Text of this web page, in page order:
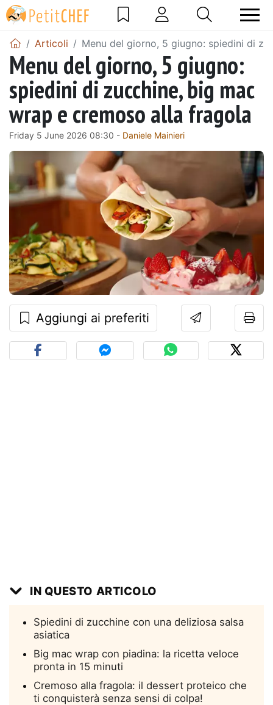
Articoli Menu del giorno, 5 giugno: spiedini di
Menu del giorno, 5 giugno:
spiedini di zucchine, big mac
wrap e cremoso alla fragola
Friday 5 June 2026 08:30 - Daniele Mainieri
Aggiungi ai preferiti
IN QUESTO ARTICOLO
Spiedini di zucchine con una deliziosa salsa
asiatica
Big mac wrap con piadina: la ricetta veloce
pronta in 15 minuti
Cremoso alla fragola: il dessert proteico che
ti conquisterà senza sensi di colpa!